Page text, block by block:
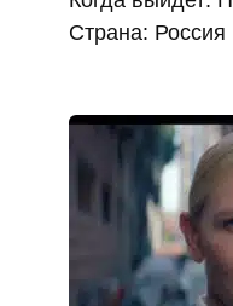
Страна: Россия